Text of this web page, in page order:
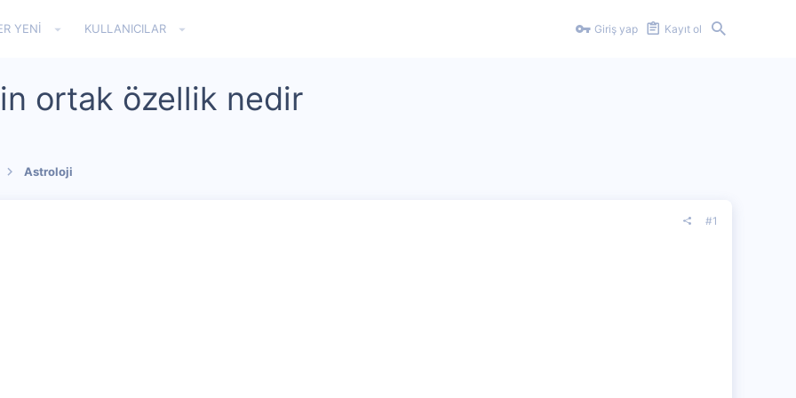
YENI KULLANICILAR Giriş yap Kayıt ol
ortak özellik nedir
Astroloji
#1